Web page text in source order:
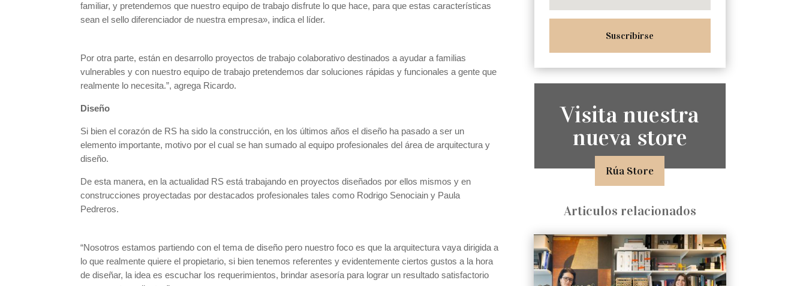
familiar, y pretendemos que nuestro equipo de trabajo disfrute lo que hace, para que estas características
sean el sello diferenciador de nuestra empresa», indica el líder.
Por otra parte, están en desarrollo proyectos de trabajo colaborativo destinados a ayudar a familias
vulnerables y con nuestro equipo de trabajo pretendemos dar soluciones rápidas y funcionales a gente que
realmente lo necesita.”, agrega Ricardo.
Diseño
Si bien el corazón de RS ha sido la construcción, en los últimos años el diseño ha pasado a ser un
elemento importante, motivo por el cual se han sumado al equipo profesionales del área de arquitectura y
diseño.
De esta manera, en la actualidad RS está trabajando en proyectos diseñados por ellos mismos y en
construcciones proyectadas por destacados profesionales tales como Rodrigo Senociain y Paula
Pedreros.
“Nosotros estamos partiendo con el tema de diseño pero nuestro foco es que la arquitectura vaya dirigida a
lo que realmente quiere el propietario, si bien tenemos referentes y evidentemente ciertos gustos a la hora
de diseñar, la idea es escuchar los requerimientos, brindar asesoría para lograr un resultado satisfactorio
Suscribirse
Visita nuestra
nueva store
Rúa Store
Articulos relacionados